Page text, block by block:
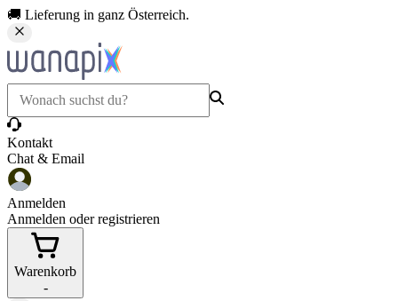
🚚 Lieferung in ganz Österreich.
Kontakt
Chat & Email
Anmelden
Anmelden oder registrieren
Warenkorb
-